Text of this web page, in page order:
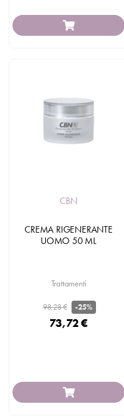
CBN
CREMA RIGENERANTE
UOMO 50 ML
Trattamenti
98,28 € -25%
73,72 €